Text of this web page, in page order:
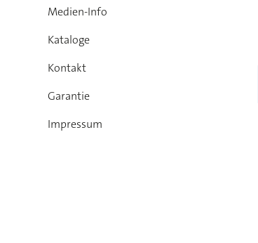
Medien-Info
Kataloge
Kontakt
Garantie
Impressum